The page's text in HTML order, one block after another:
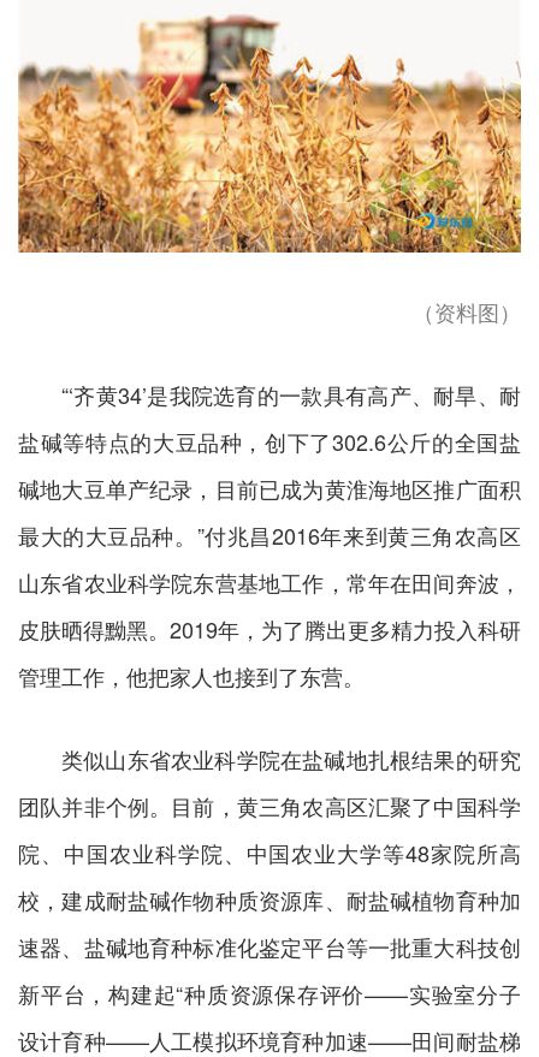
（资料图）
“‘齐黄34’是我院选育的一款具有高产、耐旱、耐
盐碱等特点的大豆品种，创下了302.6公斤的全国盐
碱地大豆单产纪录，目前已成为黄淮海地区推广面积
最大的大豆品种。”付兆昌2016年来到黄三角农高区
山东省农业科学院东营基地工作，常年在田间奔波，
皮肤晒得黝黑。2019年，为了腾出更多精力投入科研
管理工作，他把家人也接到了东营。
类似山东省农业科学院在盐碱地扎根结果的研究
团队并非个例。目前，黄三角农高区汇聚了中国科学
院、中国农业科学院、中国农业大学等48家院所高
校，建成耐盐碱作物种质资源库、耐盐碱植物育种加
速器、盐碱地育种标准化鉴定平台等一批重大科技创
新平台，构建起“种质资源保存评价——实验室分子
设计育种——人工模拟环境育种加速——田间耐盐梯